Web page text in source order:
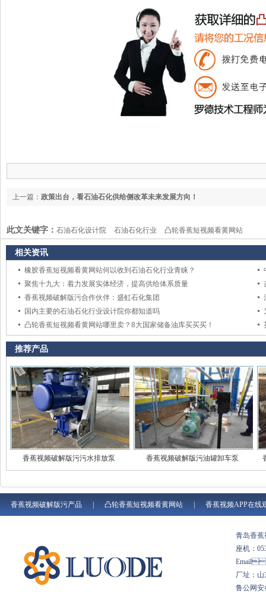
上一篇： 政策出台，看石油石化供给侧改革未来发展方向！
此文关键字： 石油石化设计院 石油石化行业 凸轮香蕉短视频看黄网站
相关资讯
橡胶香蕉短视频看黄网站何以收到石油石化行业青睐？
聚焦十九大：着力发展实体经济，提高供给体系质量
香蕉视频破解版污合作伙伴：盛虹石化集团
国内主要的石油石化行业设计院你都知道吗
凸轮香蕉短视频看黄网站哪里卖？8大国家储备油库买买买！
推荐产品
香蕉视频破解版污污水排放泵 香蕉视频破解版污油罐卸车泵
香蕉视频破解版污产品 凸轮香蕉短视频看黄网站 香蕉视频APP在线
青岛香
座机
厂址
鲁公网安